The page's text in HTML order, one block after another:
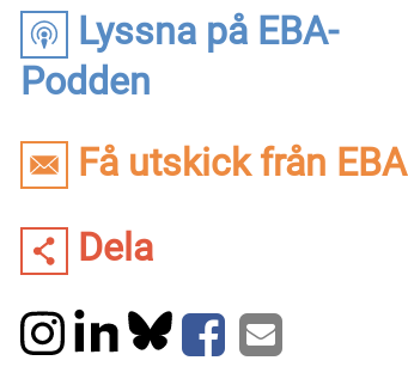
Lyssna på EBA-
Podden
Få utskick från EBA
Dela